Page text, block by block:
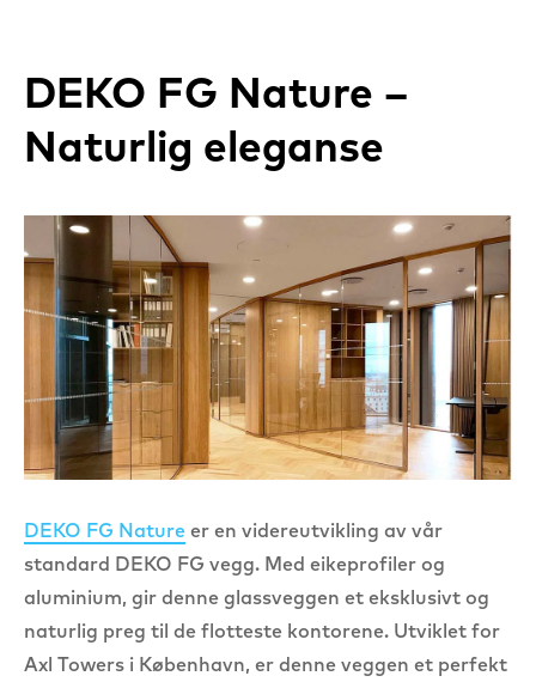
DEKO FG Nature –
Naturlig eleganse
DEKO FG Nature er en videreutvikling av vår
standard DEKO FG vegg. Med eikeprofiler og
aluminium, gir denne glassveggen et eksklusivt og
naturlig preg til de flotteste kontorene. Utviklet for
Axl Towers i København, er denne veggen et perfekt